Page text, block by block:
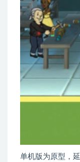
单机版为原型，